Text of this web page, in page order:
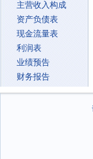
主营收入构成
资产负债表
现金流量表
利润表
业绩预告
财务报告